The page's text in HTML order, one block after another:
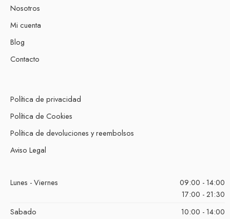
Nosotros
Mi cuenta
Blog
Contacto
Política de privacidad
Política de Cookies
Política de devoluciones y reembolsos
Aviso Legal
Lunes - Viernes
09:00 - 14:00
17:00 - 21:30
Sabado
10:00 - 14:00